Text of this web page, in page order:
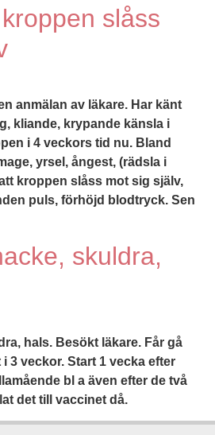
slåss
anmälan av läkare. Har känt
kliande, krypande känsla i
i 4 veckors tid nu. Bland
yrsel, ångest, (rädsla i
kroppen slåss mot sig själv,
puls, förhöjd blodtryck. Sen
skuldra,
hals. Besökt läkare. Får gå
3 veckor. Start 1 vecka efter
bl a även efter de två
det till vaccinet då.